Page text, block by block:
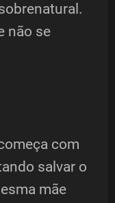
não se
com
salvar o
mãe